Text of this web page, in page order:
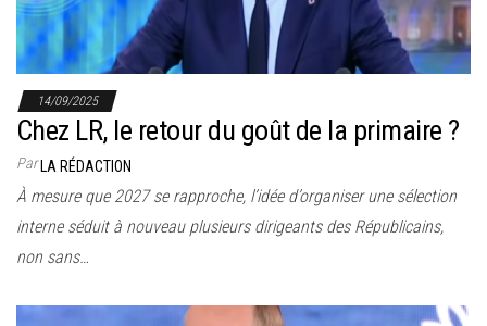
14/09/2025
Chez LR, le retour du goût de la primaire ?
ParLA RÉDACTION
À mesure que 2027 se rapproche, l’idée d’organiser une sélection
interne séduit à nouveau plusieurs dirigeants des Républicains,
non sans…